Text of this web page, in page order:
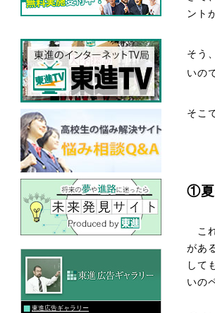
ント
そう
いの
そこ
①夏
こ
があ
して
いの
東進広告ギャラリー